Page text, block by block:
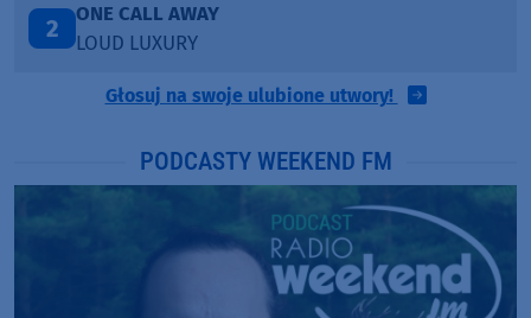
3
Talk To You
ANOTR ft. 54 Ultra
Głosuj na swoje ulubione utwory!
PODCASTY WEEKEND FM